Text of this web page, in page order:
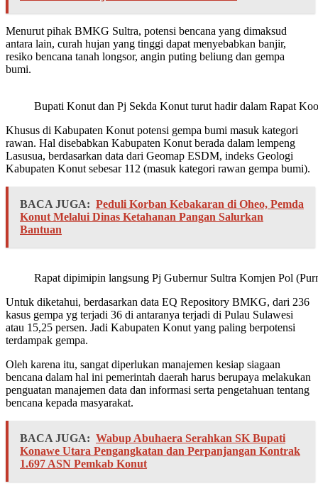
Menurut pihak BMKG Sultra, potensi bencana yang dimaksud
antara lain, curah hujan yang tinggi dapat menyebabkan banjir,
resiko bencana tanah longsor, angin puting beliung dan gempa
bumi.
Bupati Konut dan Pj Sekda Konut turut hadir dalam Rapat
Khusus di Kabupaten Konut potensi gempa bumi masuk kategori
rawan. Hal disebabkan Kabupaten Konut berada dalam lempeng
Lasusua, berdasarkan data dari Geomap ESDM, indeks Geologi
Kabupaten Konut sebesar 112 (masuk kategori rawan gempa bumi).
BACA JUGA: Peduli Korban Kebakaran di Oheo, Pemda
Konut Melalui Dinas Ketahanan Pangan Salurkan
Bantuan
Rapat dipimipin langsung Pj Gubernur Sultra Komjen Pol
Untuk diketahui, berdasarkan data EQ Repository BMKG, dari 236
kasus gempa yg terjadi 36 di antaranya terjadi di Pulau Sulawesi
atau 15,25 persen. Jadi Kabupaten Konut yang paling berpotensi
terdampak gempa.
Oleh karena itu, sangat diperlukan manajemen kesiap siagaan
bencana dalam hal ini pemerintah daerah harus berupaya melakukan
penguatan manajemen data dan informasi serta pengetahuan tentang
bencana kepada masyarakat.
BACA JUGA: Wabup Abuhaera Serahkan SK Bupati
Konawe Utara Pengangkatan dan Perpanjangan Kontrak
1.697 ASN Pemkab Konut